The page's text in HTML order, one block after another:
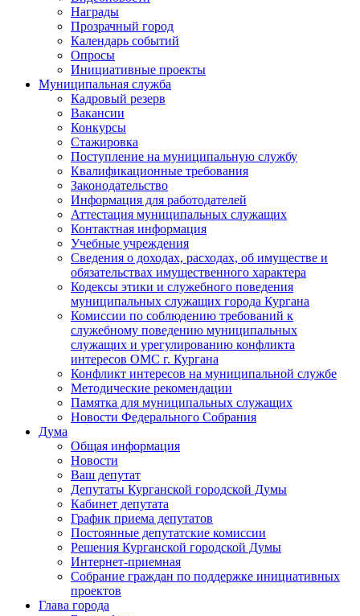
Награды
Прозрачный город
Календарь событий
Опросы
Инициативные проекты
Муниципальная служба
Кадровый резерв
Вакансии
Конкурсы
Стажировка
Поступление на муниципальную службу
Квалификационные требования
Законодательство
Информация для работодателей
Аттестация муниципальных служащих
Контактная информация
Учебные учреждения
Сведения о доходах, расходах, об имуществе и
обязательствах имущественного характера
Кодексы этики и служебного поведения
муниципальных служащих города Кургана
Комиссии по соблюдению требований к
служебному поведению муниципальных
служащих и урегулированию конфликта
интересов ОМС г. Кургана
Конфликт интересов на муниципальной службе
Методические рекомендации
Памятка для муниципальных служащих
Новости Федерального Cобрания
Дума
Общая информация
Новости
Ваш депутат
Депутаты Курганской городской Думы
Кабинет депутата
График приема депутатов
Постоянные депутатские комиссии
Решения Курганской городской Думы
Интернет-приемная
Собрание граждан по поддержке инициативных
проектов
Глава города